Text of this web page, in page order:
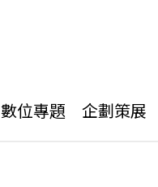
數位專題 企劃策展